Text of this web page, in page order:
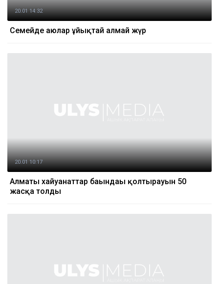
20.01 14:32
Семейде аюлар ұйықтай алмай жүр
20.01 10:17
Алматы хайуанаттар бағындағы қолтырауын 50
жасқа толды